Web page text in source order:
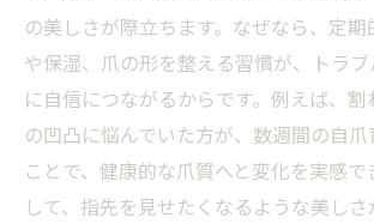
の美しさが際立ちます。なぜなら、定
や保湿、爪の形を整える習慣が、トラ
に自信につながるからです。例えば、
の凹凸に悩んでいた方が、数週間の自
ことで、健康的な爪質へと変化を実感で
して、指先を見せたくなるような美し